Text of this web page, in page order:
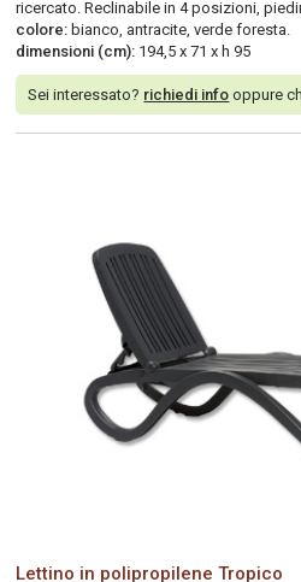
ricercato. Reclinabile in 4 posizioni,
colore: bianco, antracite, verde foresta.
dimensioni (cm): 194,5 x 71 x h 95
Sei interessato? richiedi info oppure
Lettino in polipropilene Tropico